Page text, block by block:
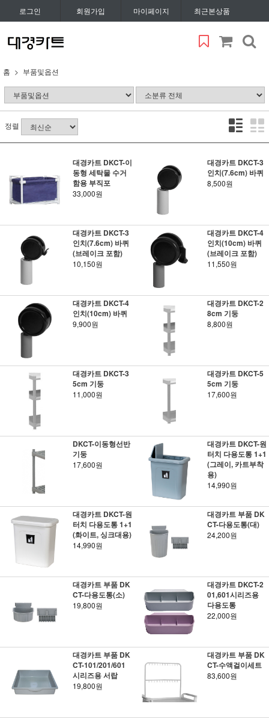
로그인 회원가입 마이페이지 최근본상품
홈 부품및옵션
정렬
대경카트 DKCT-이
동형 세탁물 수거
함용 부직포
33,000원
대경카트 DKCT-3
인치(7.6cm) 바퀴
8,500원
대경카트 DKCT-3
인치(7.6cm) 바퀴
(브레이크 포함)
10,150원
대경카트 DKCT-4
인치(10cm) 바퀴
(브레이크 포함)
11,550원
대경카트 DKCT-4
인치(10cm) 바퀴
9,900원
대경카트 DKCT-2
8cm 기둥
8,800원
대경카트 DKCT-3
5cm 기둥
11,000원
대경카트 DKCT-5
5cm 기둥
17,600원
DKCT-이동형선반
기둥
17,600원
대경카트 DKCT-원
터치 다용도통 1+1
(그레이, 카트부착
용)
14,990원
대경카트 DKCT-원
터치 다용도통 1+1
(화이트, 싱크대용)
14,990원
대경카트 부품 DK
CT-다용도통(대)
24,200원
대경카트 부품 DK
CT-다용도통(소)
19,800원
대경카트 DKCT-2
01,601시리즈용
다용도통
22,000원
대경카트 부품 DK
CT-101/201/601
시리즈용 서랍
19,800원
대경카트 부품 DK
CT-수액걸이세트
83,600원